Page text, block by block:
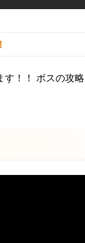
！！ ボスの攻